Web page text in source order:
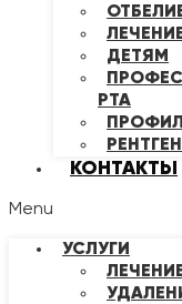
ДЕТЯМ
РТА
КОНТАКТЫ
Menu
УСЛУГИ